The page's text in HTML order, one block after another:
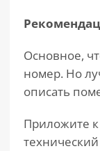
Основное,
номер. Но
описать
Приложите